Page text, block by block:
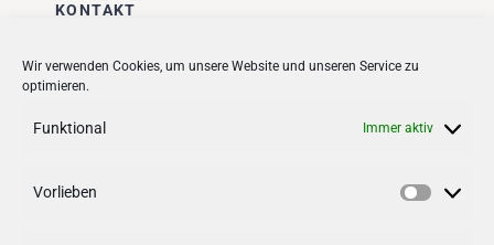
Wir verwenden Cookies, um unsere Website und unseren Service zu
optimieren.
Funktional Immer aktiv
Vorlieben
KONTAKT
Stadt + Handel City- und
Quartiersmanagement